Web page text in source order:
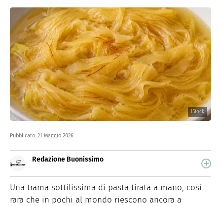
IStock
Pubblicato: 21 Maggio 2026
Redazione Buonissimo
quale trovi idee veloci, facili e spiegate passo passo.
Una trama sottilissima di pasta tirata a mano, così
rara che in pochi al mondo riescono ancora a